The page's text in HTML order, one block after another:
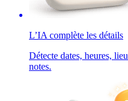
L’IA complète les détails
Détecte dates, heures,
notes.